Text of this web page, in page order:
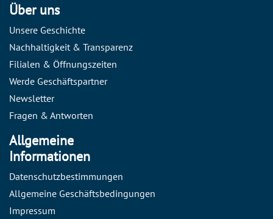
Über uns
Unsere Geschichte
Nachhaltigkeit & Transparenz
Filialen & Öffnungszeiten
Werde Geschäftspartner
Newsletter
Fragen & Antworten
Allgemeine
Informationen
Datenschutzbestimmungen
Allgemeine Geschäftsbedingungen
Impressum